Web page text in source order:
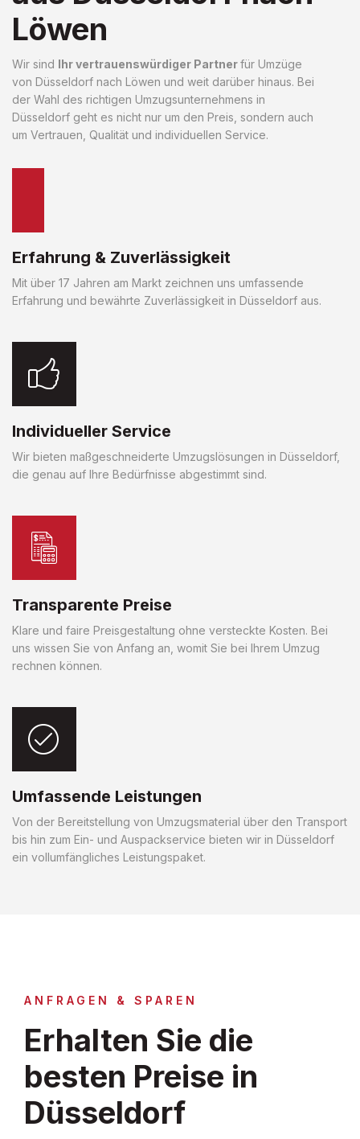
Löwen
Wir sind Ihr vertrauenswürdiger Partnerfür Umzüge
von Düsseldorf nach Löwen und weit darüber hinaus. Bei
der Wahl des richtigen Umzugsunternehmens in
Düsseldorf geht es nicht nur um den Preis, sondern auch
um Vertrauen, Qualität und individuellen Service.
Erfahrung & Zuverlässigkeit
Mit über 17 Jahren am Markt zeichnen uns umfassende
Erfahrung und bewährte Zuverlässigkeit in Düsseldorf aus.
Individueller Service
Wir bieten maßgeschneiderte Umzugslösungen in Düsseldorf,
die genau auf Ihre Bedürfnisse abgestimmt sind.
Transparente Preise
Klare und faire Preisgestaltung ohne versteckte Kosten. Bei
uns wissen Sie von Anfang an, womit Sie bei Ihrem Umzug
rechnen können.
Umfassende Leistungen
Von der Bereitstellung von Umzugsmaterial über den Transport
bis hin zum Ein- und Auspackservice bieten wir in Düsseldorf
ein vollumfängliches Leistungspaket.
ANFRAGEN & SPAREN
Erhalten Sie die
besten Preise in
Düsseldorf